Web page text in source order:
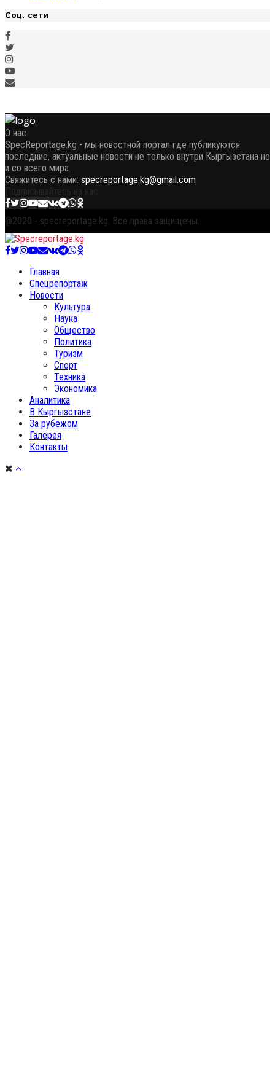
Соц. сети
О нас
SpecReportage.kg - мы новостной портал где публикуются
последние, актуальные новости не только внутри Кыргызстана но
и со всего мира.
Свяжитесь с нами: specreportage.kg@gmail.com
Подписывайтесь на нас
Facebook
Twitter
Instagram
Youtube
Email
VkTelegram
Whatsapp
OK
@2020 - specreportage.kg. Все права защищены.
Facebook
Twitter
Instagram
Youtube
Email
VkTelegram
Whatsapp
OK
Главная
Спецрепортаж
Новости
Культура
Наука
Общество
Политика
Туризм
Спорт
Техника
Экономика
Аналитика
В Кыргызстане
За рубежом
Галерея
Контакты